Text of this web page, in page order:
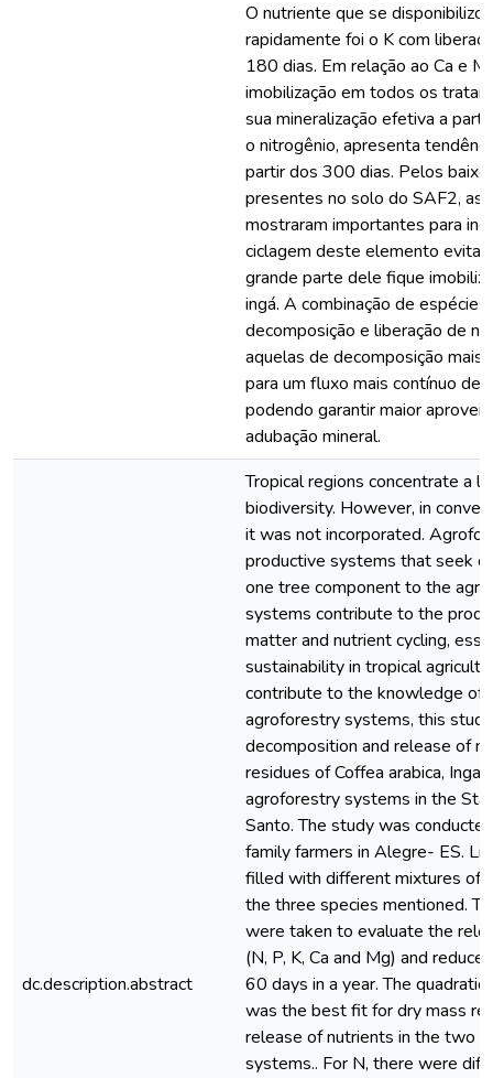
O nutriente que se
rapidamente foi o K com
180 dias. Em relação ao Ca e
imobilização em todos os
sua mineralização efetiva a
o nitrogênio, apresenta
partir dos 300 dias. Pelos
presentes no solo do SAF2, as
mostraram importantes para
ciclagem deste elemento
grande parte dele fique
ingá. A combinação de
decomposição e liberação de
aquelas de decomposição
para um fluxo mais contínuo de
podendo garantir maior
adubação mineral.
dc.description.abstract
Tropical regions concentrate a
biodiversity. However, in
it was not incorporated.
productive systems that seek
one tree component to the
systems contribute to the
matter and nutrient cycling,
sustainability in tropical
contribute to the knowledge of
agroforestry systems, this
decomposition and release of
residues of Coffea arabica, Inga
agroforestry systems in the
Santo. The study was
family farmers in Alegre- ES.
filled with different mixtures of
the three species mentioned.
were taken to evaluate the
(N, P, K, Ca and Mg) and
60 days in a year. The
was the best fit for dry mass
release of nutrients in the two
systems.. For N, there were